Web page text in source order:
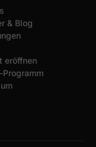
& Blog
eröffnen